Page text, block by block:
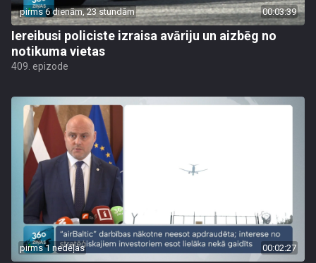
pirms 6 dienām, 23 stundām 00:03:39
Iereibusi policiste izraisa avāriju un aizbēg no
notikuma vietas
409. epizode
pirms 1 nedēļas 00:02:27